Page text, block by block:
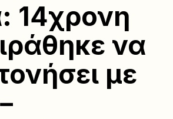
14χρονη
να
με